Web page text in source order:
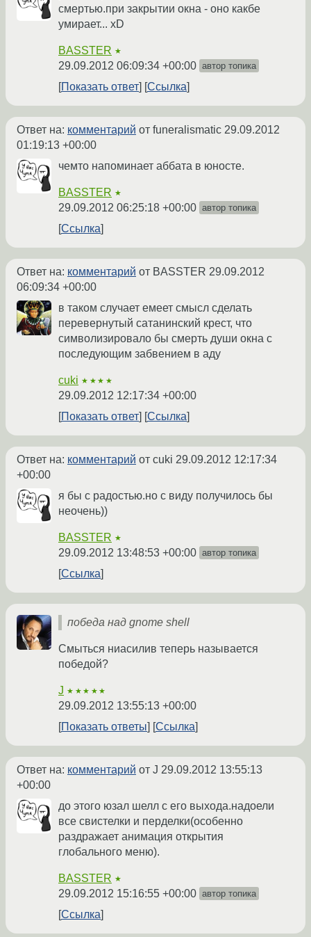
смертью.при закрытии окна - оно какбе
умирает... xD
BASSTER ★
29.09.2012 06:09:34 +00:00 автор топика
Показать ответ Ссылка
Ответ на: комментарий от funeralismatic 29.09.2012
01:19:13 +00:00
чемто напоминает аббата в юносте.
BASSTER ★
29.09.2012 06:25:18 +00:00 автор топика
Ссылка
Ответ на: комментарий от BASSTER 29.09.2012
06:09:34 +00:00
в таком случает емеет смысл сделать
перевернутый сатанинский крест, что
символизировало бы смерть души окна с
последующим забвением в аду
cuki ★★★★
29.09.2012 12:17:34 +00:00
Показать ответ
Ссылка
Ответ на: комментарий от cuki 29.09.2012 12:17:34
+00:00
я бы с радостью.но с виду получилось бы
неочень))
BASSTER ★
29.09.2012 13:48:53 +00:00 автор топика
Ссылка
победа над gnome shell
Смыться ниасилив теперь называется
победой?
J ★★★★★
29.09.2012 13:55:13 +00:00
Показать ответы
Ссылка
Ответ на: комментарий от J 29.09.2012 13:55:13
+00:00
до этого юзал шелл с его выхода.надоели
все свистелки и перделки(особенно
раздражает анимация открытия
глобального меню).
BASSTER ★
29.09.2012 15:16:55 +00:00 автор топика
Ссылка